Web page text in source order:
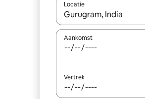
Locatie
Wanneer er resultaten
Aankomst
Vertrek